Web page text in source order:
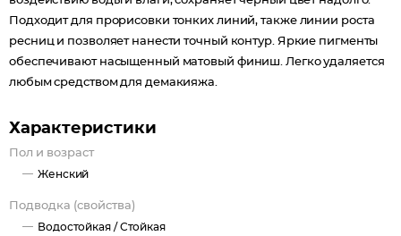
Подходит для прорисовки тонких линий, также линии роста
ресниц и позволяет нанести точный контур. Яркие пигменты
обеспечивают насыщенный матовый финиш. Легко удаляется
любым средством для демакияжа.
Характеристики
Пол и возраст
Женский
Подводка (свойства)
Водостойкая /Стойкая